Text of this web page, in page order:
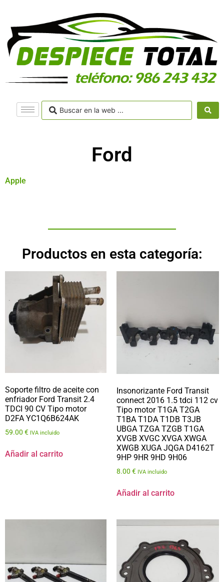
Ford
Apple
Productos en esta categoría:
Soporte filtro de aceite con
enfriador Ford Transit 2.4
TDCI 90 CV Tipo motor
D2FA YC1Q6B624AK
59.00 € IVA incluido
Añadir al carrito
Insonorizante Ford Transit
connect 2016 1.5 tdci 112 cv
Tipo motor T1GA T2GA
T1BA T1DA T1DB T3JB
UBGA TZGA TZGB T1GA
XVGB XVGC XVGA XWGA
XWGB XUGA JQGA D4162T
9HP 9HR 9HD 9H06
8.00 € IVA incluido
Añadir al carrito